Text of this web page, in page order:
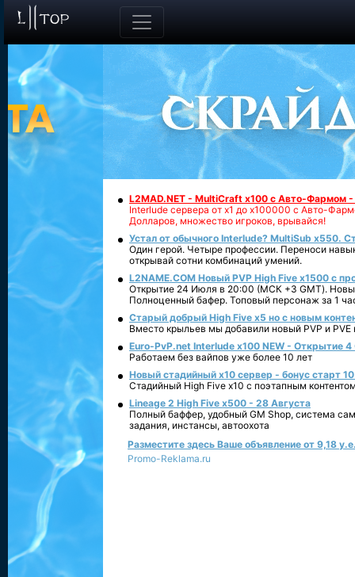
L2MAD.NET - MultiCraft x100 с Авто-Фармом
Interlude сервера от х1 до х100000 с Авто-
Долларов, множество игроков, врывайся!
Устал от обычного Interlude? MultiSub x550.
Один герой. Четыре профессии. Переноси
открывай сотни комбинаций умений.
L2NAME.COM Новый PVP High Five x1500 с
Открытие 24 Июля в 20:00 (МСК +3 GMT).
Полноценный бафер. Топовый персонаж за 1
Старый добрый High Five x5 но с новым
Вместо крыльев мы добавили новый PVP и PVE
Euro-PvP.net Interlude х100 NEW - Открытие 4
Работаем без вайпов уже более 10 лет
Новый стадийный х10 сервер - бонус старт
Стадийный High Five x10 с поэтапным
Lineage 2 High Five x500 - 28 Августа
Полный баффер, удобный GM Shop, система
задания, инстансы, автоохота
Разместите здесь Ваше объявление от 9,18
Promo-Reklama.ru